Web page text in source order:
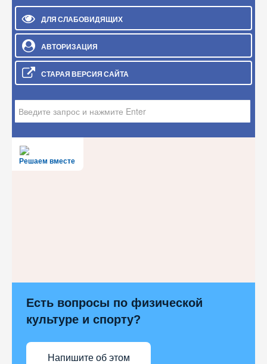
ДЛЯ СЛАБОВИДЯЩИХ
АВТОРИЗАЦИЯ
СТАРАЯ ВЕРСИЯ САЙТА
Решаем вместе
Есть вопросы по физической
культуре и спорту?
Напишите об этом